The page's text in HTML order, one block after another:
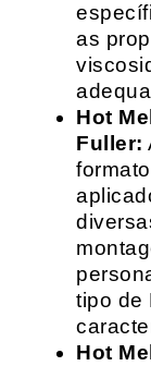
as
Hot
Fuller:
tipo de
Hot